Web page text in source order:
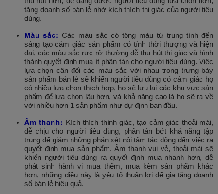
tăng doanh số bán lẻ nhờ kích thích thị giác của người tiêu
dùng.
Màu sắc: Các màu sắc có tông màu từ trung tính đến
sáng tạo cảm giác sản phẩm có tính thời thượng và hiện
đại, các màu sắc rực rỡ thường dễ thu hút thị giác và hình
thành quyết định mua ít phân tán cho người tiêu dùng. Việc
lựa chọn cân đối các màu sắc với nhau trong trưng bày
sản phẩm bán lẻ sẽ khiến người tiêu dùng có cảm giác họ
có nhiều lựa chọn thích hợp, họ sẽ lưu lại các khu vực sản
phẩm để lựa chọn lâu hơn, và khả năng cao là họ sẽ ra về
với nhiều hơn 1 sản phẩm như dự định ban đầu.
Âm thanh: Kích thích thính giác, tạo cảm giác thoải mái,
dễ chịu cho người tiêu dùng, phân tán bớt khả năng tập
trung để giảm những phán xét nội tâm tác động đến việc ra
quyết định mua sản phẩm. Âm thanh vui vẻ, thoải mái sẽ
khiến người tiêu dùng ra quyết định mua nhanh hơn, dễ
phát sinh hành vi mua thêm, mua kèm sản phẩm khác
hơn, những điều này là yếu tố thuận lợi để gia tăng doanh
số bán lẻ hiệu quả.